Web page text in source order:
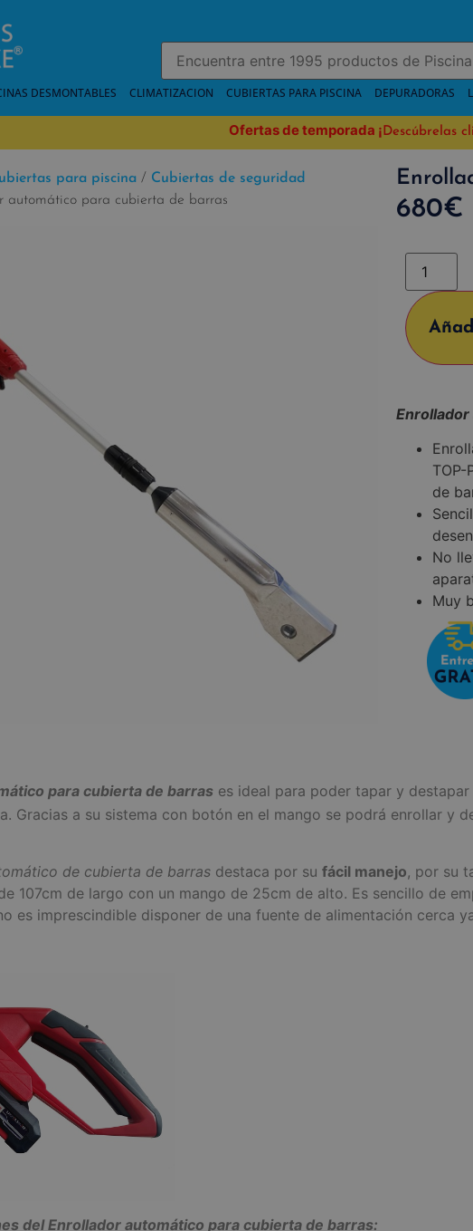
DESMONTABLES CLIMATIZACION CUBIERTAS PARA PISCINA DEPURADORAS
Ofertas de temporada ¡ Descúbrelas
para piscina / Cubiertas de seguridad
automático para cubierta de barras 680€
de
No
Muy
para cubierta de barras es ideal para poder tapar y destapar
Gracias a su sistema con botón en el mango se podrá enrollar y
de cubierta de barras destaca por su fácil manejo, por su
107cm de largo con un mango de 25cm de alto. Es sencillo de
es imprescindible disponer de una fuente de alimentación cerca
del Enrollador automático para cubierta de barras: